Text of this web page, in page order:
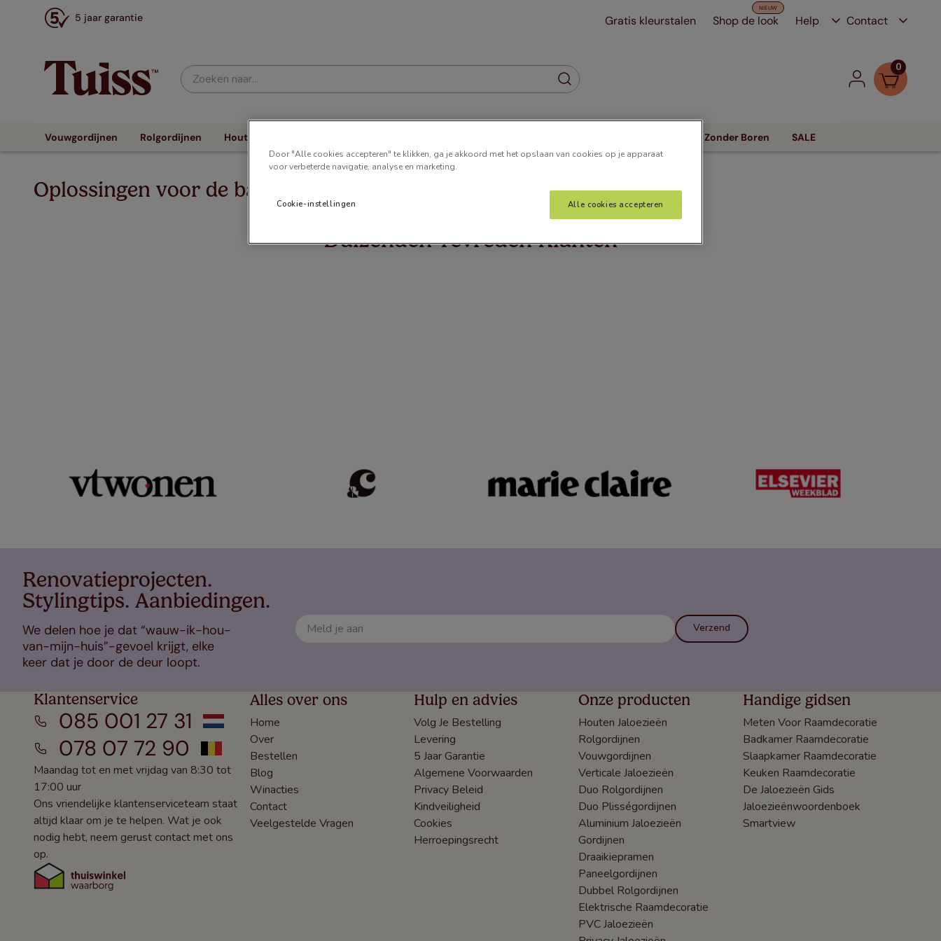
5 jaar garantie Gratis kleurstalen Shop de look Help Contact
Zoeken naar... 0
Vouwgordijnen Rolgordijnen Houten Jaloezieën Zonder Boren SALE
Oplossingen voor de badkamer
Duizenden Tevreden Klanten
Renovatieprojecten.
Stylingtips. Aanbiedingen.
We delen hoe je dat “wauw-ik-hou-
van-mijn-huis”-gevoel krijgt, elke
keer dat je door de deur loopt.
Verzend
Klantenservice
085 001 27 31
078 07 72 90
Maandag tot en met vrijdag van 8:30 tot
17:00 uur
Ons vriendelijke klantenserviceteam staat
altijd klaar om je te helpen. Wat je ook
nodig hebt, neem gerust contact met ons
op.
Alles over ons
Home
Over
Bestellen
Blog
Winacties
Contact
Veelgestelde Vragen
Hulp en advies
Volg Je Bestelling
Levering
5 Jaar Garantie
Algemene Voorwaarden
Privacy Beleid
Kindveiligheid
Cookies
Herroepingsrecht
Onze producten
Houten Jaloezieën
Rolgordijnen
Vouwgordijnen
Verticale Jaloezieën
Duo Rolgordijnen
Duo Plisségordijnen
Aluminium Jaloezieën
Gordijnen
Draaikiepramen
Paneelgordijnen
Dubbel Rolgordijnen
Elektrische Raamdecoratie
PVC Jaloezieën
Handige gidsen
Meten Voor Raamdecoratie
Badkamer Raamdecoratie
Slaapkamer Raamdecoratie
Keuken Raamdecoratie
De Jaloezieën Gids
Jaloezieënwoordenboek
Smartview
Door "Alle cookies accepteren" te klikken, ga je akkoord met het opslaan van cookies op je apparaat
voor verbeterde navigatie, analyse en marketing.
Cookie-instellingen Alle cookies accepteren